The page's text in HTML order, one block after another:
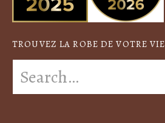
TROUVEZ LA ROBE DE VOTRE VIE